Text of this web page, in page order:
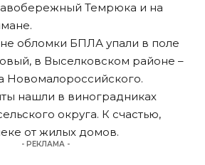
Темрюка и на
обломки БПЛА упали в поле
в Выселковском районе –
Новомалороссийского.
нашли в виноградниках
округа. К счастью,
от жилых домов.
- РЕКЛАМА -